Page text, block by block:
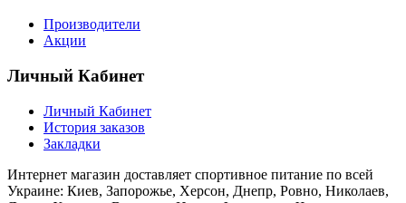
Производители
Акции
Личный Кабинет
Личный Кабинет
История заказов
Закладки
Интернет магазин доставляет спортивное питание по всей
Украине: Киев, Запорожье, Херсон, Днепр, Ровно, Николаев,